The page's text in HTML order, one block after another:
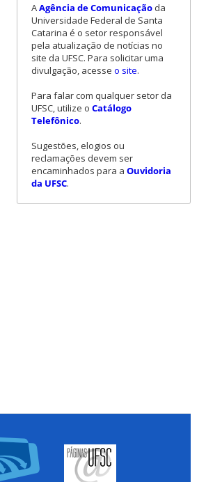
AAgência de Comunicaçãoda
Universidade Federal de Santa
Catarina é o setor responsável
pela atualização de notícias no
site da UFSC. Para solicitar uma
divulgação, acesse o site.
Para falar com qualquer setor da
UFSC, utilize o Catálogo
Telefônico.
Sugestões, elogios ou
reclamações devem ser
encaminhados para a Ouvidoria
da UFSC.